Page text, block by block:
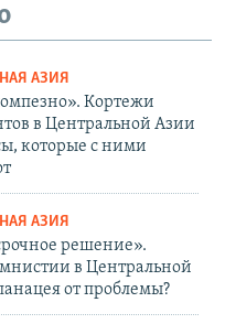
АЗИЯ
Кортежи
в Центральной Азии
которые с ними
АЗИЯ
решение».
в Центральной
от проблемы?